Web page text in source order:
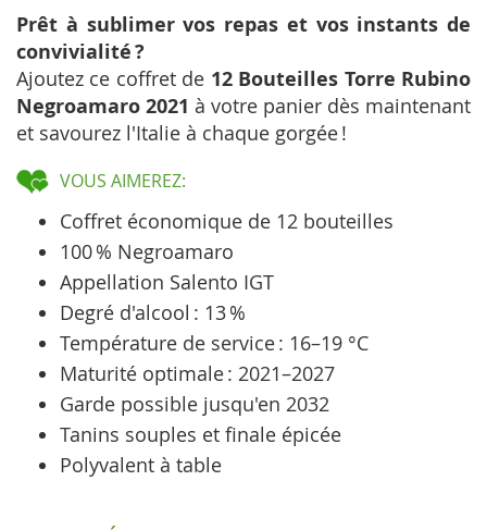
Prêt à sublimer vos repas et vos instants de
convivialité ?
Ajoutez ce coffret de 12 Bouteilles Torre Rubino
Negroamaro 2021 à votre panier dès maintenant
et savourez l'Italie à chaque gorgée !
VOUS AIMEREZ:
Coffret économique de 12 bouteilles
100 % Negroamaro
Appellation Salento IGT
Degré d'alcool : 13 %
Température de service : 16–19 °C
Maturité optimale : 2021–2027
Garde possible jusqu'en 2032
Tanins souples et finale épicée
Polyvalent à table